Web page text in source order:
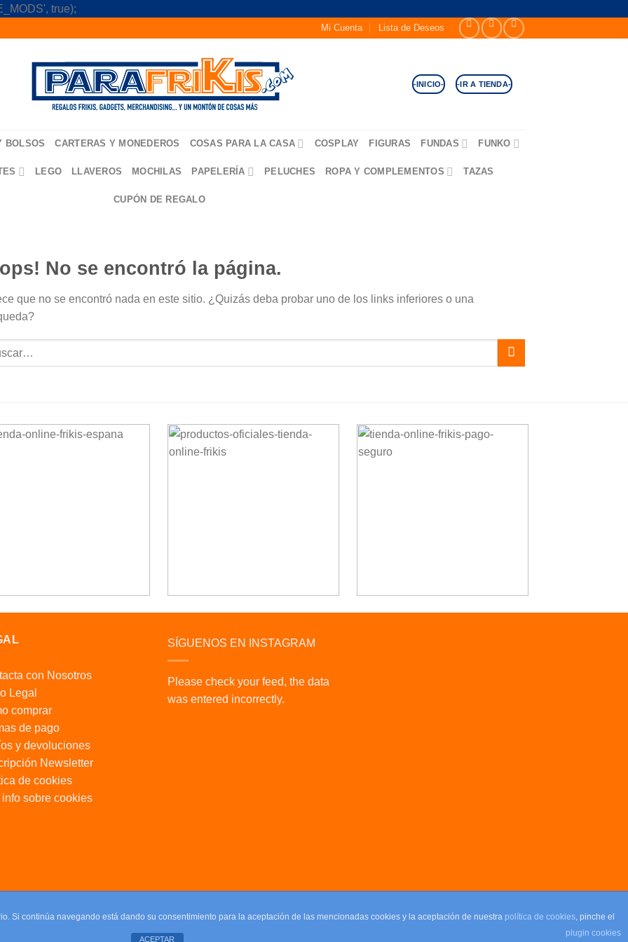
true);
Mi Cuenta Lista de Deseos
-INICIO- -IR A TIENDA-
BOLSOS CARTERAS Y MONEDEROS COSAS PARA LA CASA COSPLAY FIGURAS FUNDAS FUNKO
LEGO LLAVEROS MOCHILAS PAPELERÍA PELUCHES ROPA Y COMPLEMENTOS TAZAS
CUPÓN DE REGALO
No se encontró la página.
que no se encontró nada en este sitio. ¿Quizás deba probar uno de los links inferiores o una
con Nosotros
Legal
comprar
de pago
y devoluciones
Newsletter
de cookies
info sobre cookies
SÍGUENOS EN INSTAGRAM
Please check your feed, the data
was entered incorrectly.
Si continúa navegando está dando su consentimiento para la aceptación de las mencionadas cookies y la aceptación de nuestra política de cookies, pinche el
plugin cookies
ACEPTAR